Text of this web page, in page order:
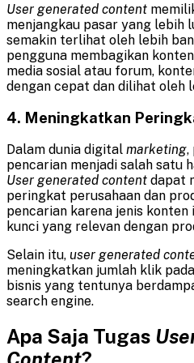
User generated content
menjangkau pasar yang lebih
semakin terlihat oleh lebih
pengguna membagikan konten
media sosial atau forum,
dengan cepat dan dilihat oleh
4. Meningkatkan
Dalam dunia digital marketing,
pencarian menjadi salah satu
User generated content dapat
peringkat perusahaan dan
pencarian karena jenis
kunci yang relevan dengan
Selain itu, user generated
meningkatkan jumlah klik
bisnis yang tentunya
search engine.
Apa Saja Tugas